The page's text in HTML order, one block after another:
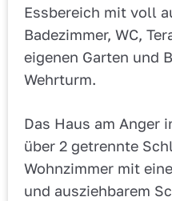
Essbereich mit voll
Badezimmer, WC,
eigenen Garten und
Wehrturm.
Das Haus am Anger
über 2 getrennte
Wohnzimmer mit
und ausziehbarem